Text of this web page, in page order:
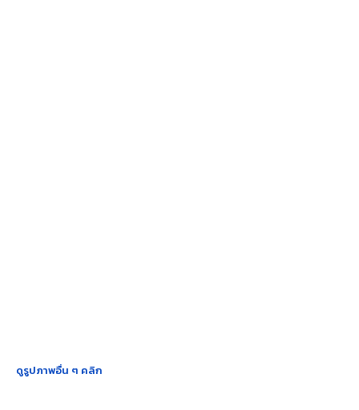
ดูรูปภาพอื่น ๆ คลิก